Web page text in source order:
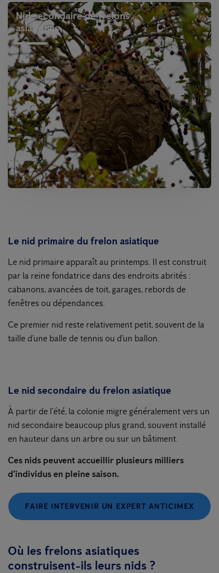
Nid secondaire de frelons
asiatiques
Le nid primaire du frelon asiatique
Le nid primaire apparaît au printemps. Il est construit
par la reine fondatrice dans des endroits abrités :
cabanons, avancées de toit, garages, rebords de
fenêtres ou dépendances.
Ce premier nid reste relativement petit, souvent de la
taille d’une balle de tennis ou d’un ballon.
Le nid secondaire du frelon asiatique
À partir de l’été, la colonie migre généralement vers un
nid secondaire beaucoup plus grand, souvent installé
en hauteur dans un arbre ou sur un bâtiment.
Ces nids peuvent accueillir plusieurs milliers
d’individus en pleine saison.
FAIRE INTERVENIR UN EXPERT ANTICIMEX
Où les frelons asiatiques
construisent-ils leurs nids ?